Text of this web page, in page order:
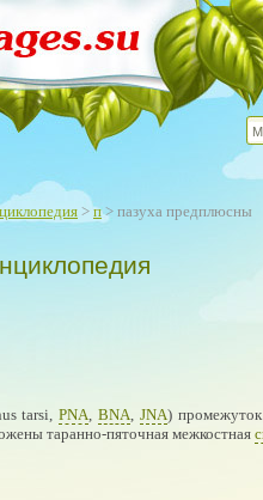
> п> пазуха предплюсны
tarsi,PNA,BNA, JNA)
таранно-пяточная межкостная